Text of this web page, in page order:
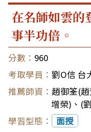
在名師如雲的
事半功倍。
960
劉O信 台
趙御筌(
增榮) 、 (
面授